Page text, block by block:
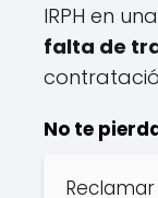
IRPH en
falta de
No te